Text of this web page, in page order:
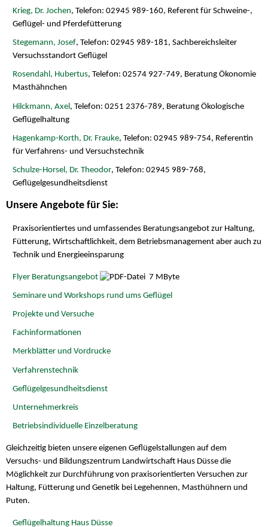
Krieg, Dr. Jochen, Telefon: 02945 989-160, Referent für Schweine-,
Geflügel- und Pferdefütterung
Stegemann, Josef, Telefon: 02945 989-181, Sachbereichsleiter
Versuchsstandort Geflügel
Rosendahl, Hubertus, Telefon: 02574 927-749, Beratung Ökonomie
Masthähnchen
Hilckmann, Axel , Telefon: 0251 2376-789, Beratung Ökologische
Geflügelhaltung
Hagenkamp-Korth, Dr. Frauke, Telefon: 02945 989-754, Referentin
für Verfahrens- und Versuchstechnik
Schulze-Horsel, Dr. Theodor, Telefon: 02945 989-768,
Geflügelgesundheitsdienst
Unsere Angebote für Sie:
Praxisorientiertes und umfassendes Beratungsangebot zur Haltung,
Fütterung, Wirtschaftlichkeit, dem Betriebsmanagement aber auch zu
Technik und Energieeinsparung
Flyer Beratungsangebot 7 MByte
Seminare und Workshops rund ums Geflügel
Projekte und Versuche
Fachinformationen
Merkblätter und Vordrucke
Verfahrenstechnik
Geflügelgesundheitsdienst
Unternehmerkreis
Betriebsindividuelle Einzelberatung
Gleichzeitig bieten unsere eigenen Geflügelstallungen auf dem
Versuchs- und Bildungszentrum Landwirtschaft Haus Düsse die
Möglichkeit zur Durchführung von praxisorientierten Versuchen zur
Haltung, Fütterung und Genetik bei Legehennen, Masthühnern und
Puten.
Geflügelhaltung Haus Düsse